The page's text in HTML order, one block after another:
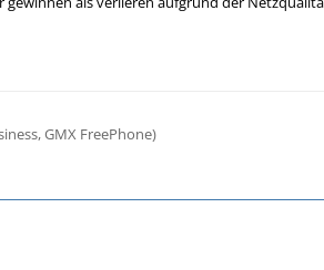
GMX FreePhone)